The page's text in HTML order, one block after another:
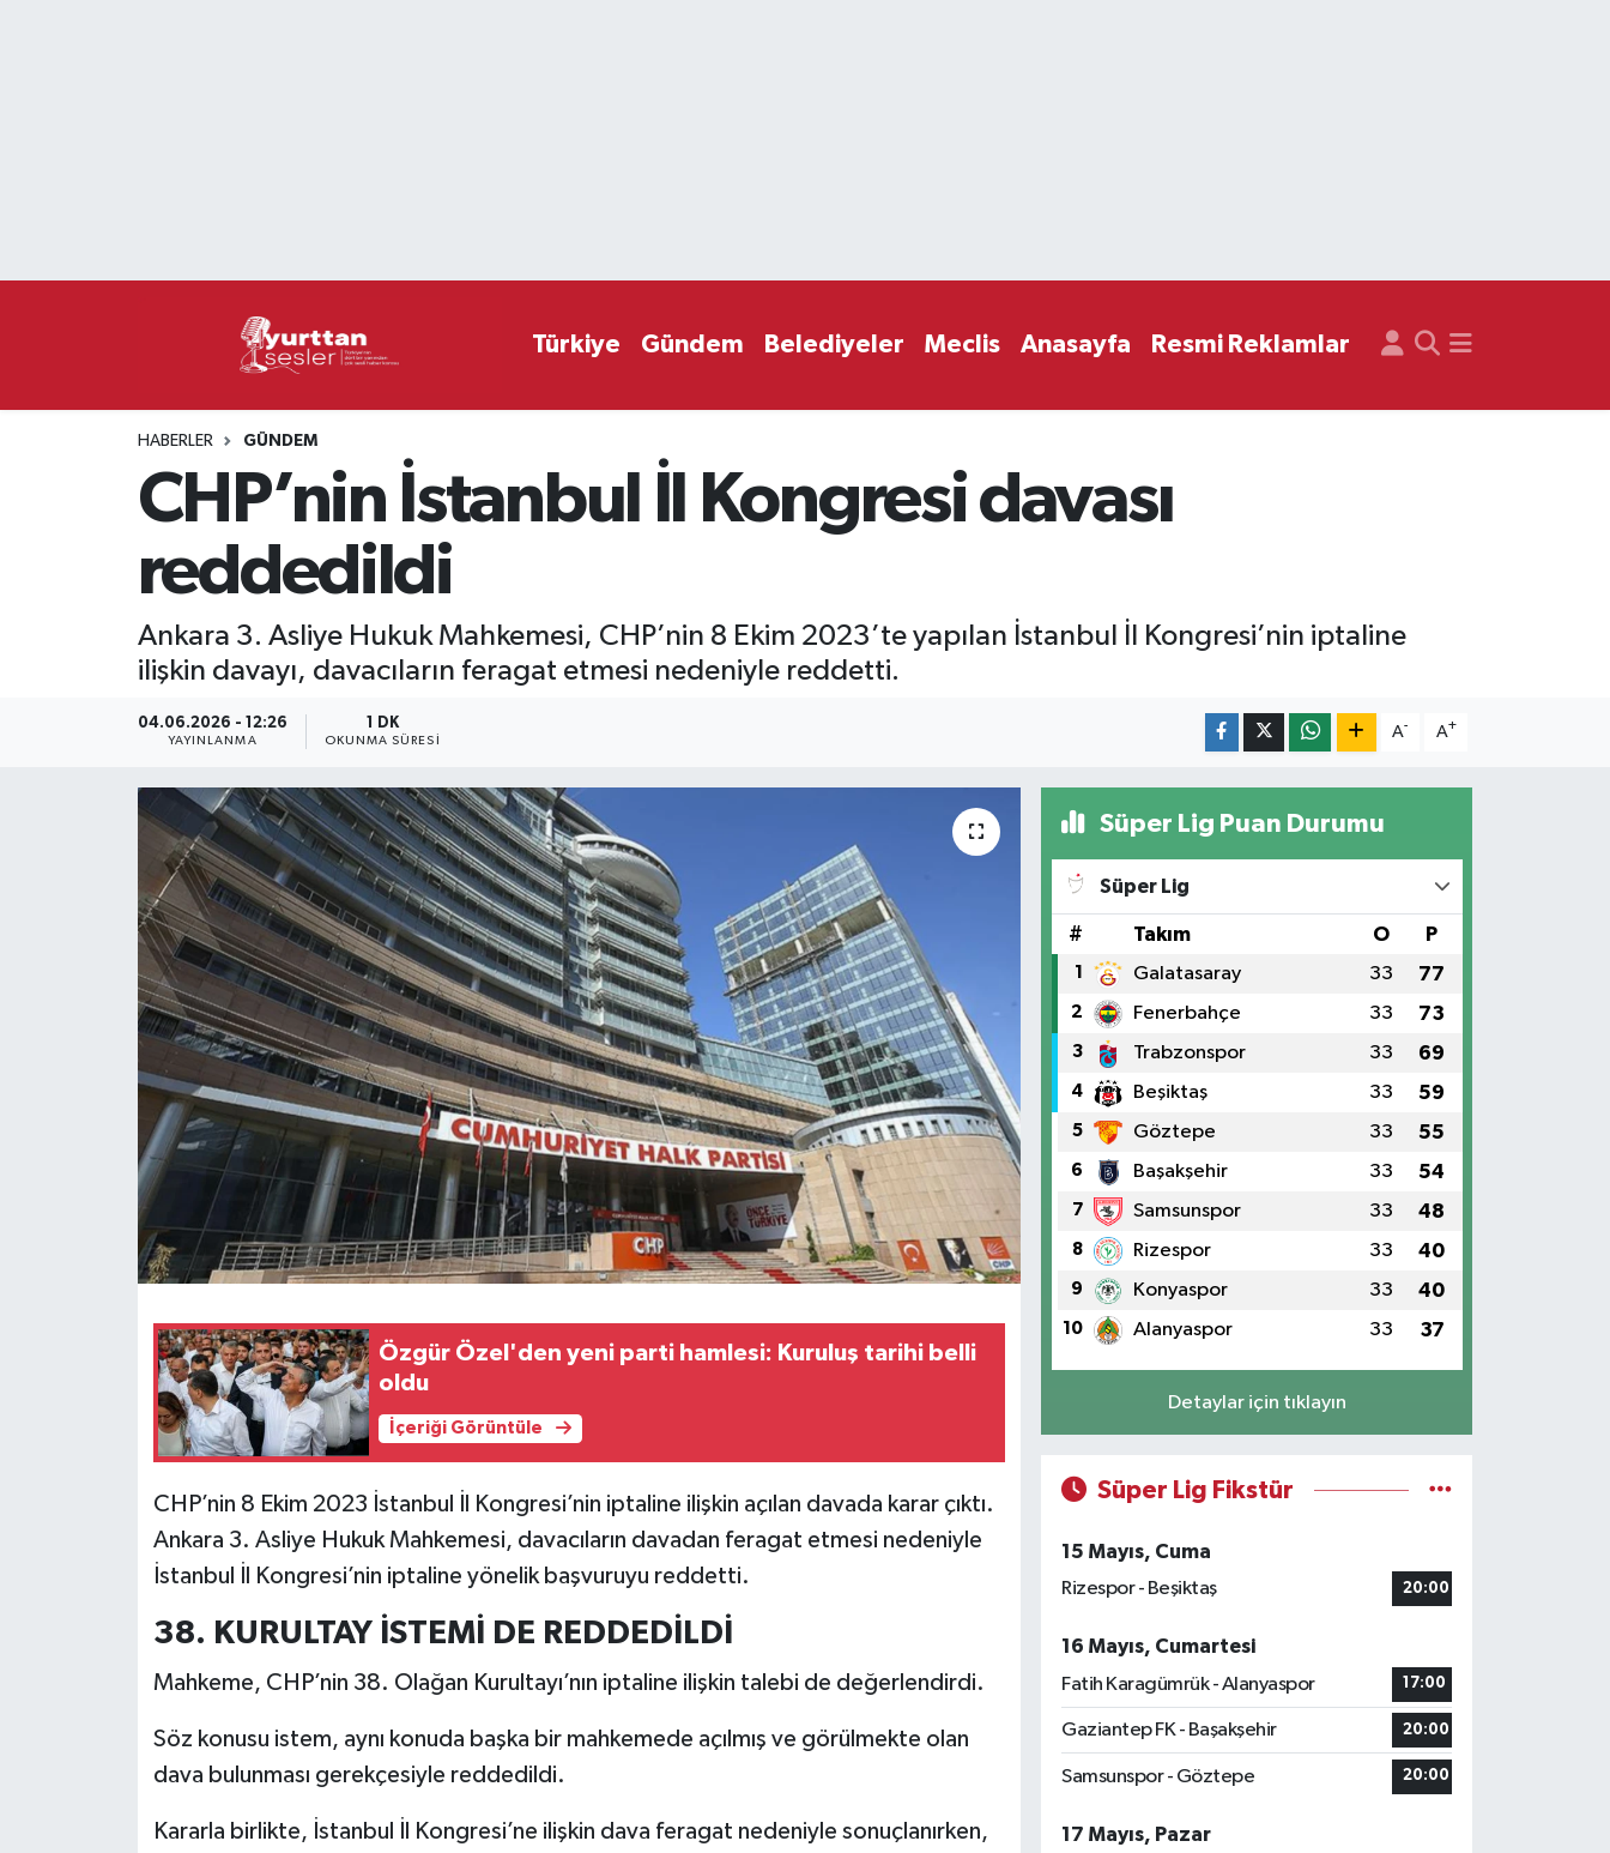
Türkiye Gündem Belediyeler Meclis Anasayfa Resmi Reklamlar
HABERLER GÜNDEM
CHP’nin İstanbul İl Kongresi davası
reddedildi
Ankara 3. Asliye Hukuk Mahkemesi, CHP’nin 8 Ekim 2023’te yapılan İstanbul İl Kongresi’nin iptaline
ilişkin davayı, davacıların feragat etmesi nedeniyle reddetti.
04.06.2026 - 12:26
YAYINLANMA
1 DK
OKUNMA SÜRESI
A- A+
Özgür Özel'den yeni parti hamlesi: Kuruluş tarihi belli
oldu
İçeriği Görüntüle
CHP’nin 8 Ekim 2023 İstanbul İl Kongresi’nin iptaline ilişkin açılan davada karar çıktı.
Ankara 3. Asliye Hukuk Mahkemesi, davacıların davadan feragat etmesi nedeniyle
İstanbul İl Kongresi’nin iptaline yönelik başvuruyu reddetti.
38. KURULTAY İSTEMİ DE REDDEDİLDİ
Mahkeme, CHP’nin 38. Olağan Kurultayı’nın iptaline ilişkin talebi de değerlendirdi.
Söz konusu istem, aynı konuda başka bir mahkemede açılmış ve görülmekte olan
dava bulunması gerekçesiyle reddedildi.
Kararla birlikte, İstanbul İl Kongresi’ne ilişkin dava feragat nedeniyle sonuçlanırken,
Süper Lig Puan Durumu
Süper Lig
# Takım O P
1 Galatasaray 33 77
2 Fenerbahçe 33 73
3 Trabzonspor 33 69
4 Beşiktaş 33 59
5 Göztepe 33 55
6 Başakşehir 33 54
7 Samsunspor 33 48
8 Rizespor 33 40
9 Konyaspor 33 40
10 Alanyaspor 33 37
Detaylar için tıklayın
Süper Lig Fikstür
15 Mayıs, Cuma
Rizespor - Beşiktaş
20:00
16 Mayıs, Cumartesi
Fatih Karagümrük - Alanyaspor
17:00
Gaziantep FK - Başakşehir 20:00
Samsunspor - Göztepe 20:00
17 Mayıs, Pazar
Süper Lig Puan Durumu ve Fikstür
Haber Arşivi